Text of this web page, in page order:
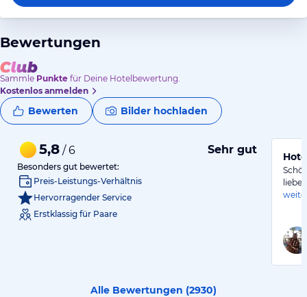
Bewertungen
Sammle Punkte für Deine Hotelbewertung.
Kostenlos anmelden
Bewerten Bilder hochladen
5,8 / 6 Sehr gut
Besonders gut bewertet:
Preis-Leistungs-Verhältnis
Hervorragender Service
Erstklassig für Paare
Alle Bewertungen (2930)